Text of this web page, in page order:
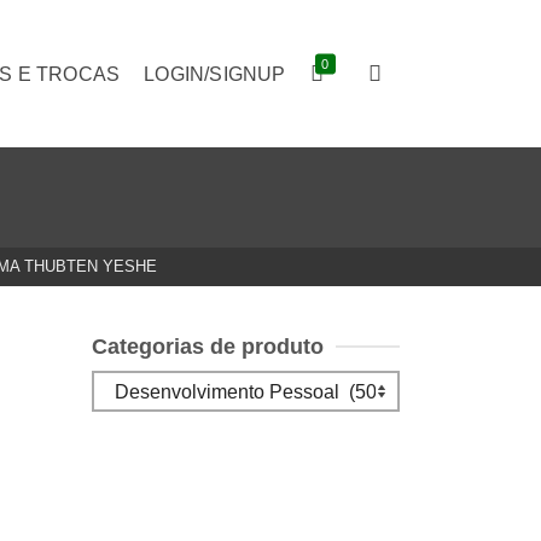
E TROCAS LOGIN/SIGNUP 0
THUBTEN YESHE
Categorias de produto